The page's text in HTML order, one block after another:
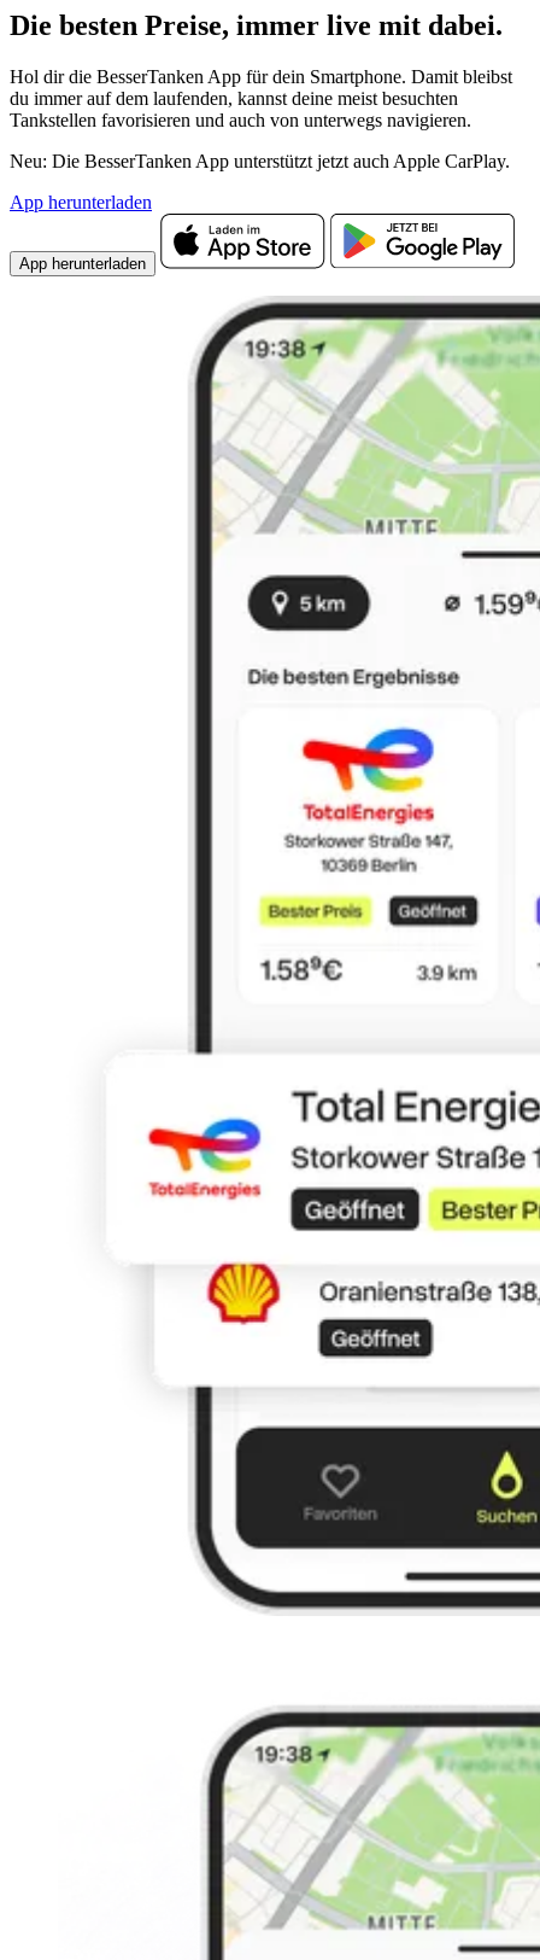
Die besten Preise, immer live mit dabei.
Hol dir die BesserTanken App für dein Smartphone. Damit bleibst
du immer auf dem laufenden, kannst deine meist besuchten
Tankstellen favorisieren und auch von unterwegs navigieren.
Neu: Die BesserTanken App unterstützt jetzt auch Apple CarPlay.
App herunterladen
App herunterladen